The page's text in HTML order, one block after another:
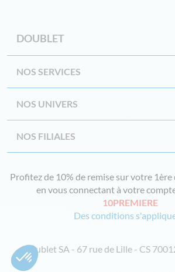
DOUBLET
NOS SERVICES
NOS UNIVERS
NOS FILIALES
Profitez de 10% de remise sur votre
en vous connectant à votre
10PREMIERE
Des conditions
Doublet SA - 67 rue de Lille - CS